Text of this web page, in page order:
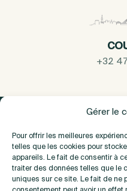
Gérer le
Pour offrir les meilleures
telles que les cookies pour
appareils. Le fait de consentir à
traiter des données telles que le
uniques sur ce site. Le fait de ne
+32